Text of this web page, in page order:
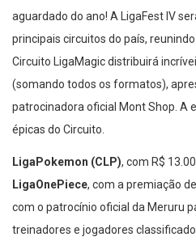
aguardado do ano! A LigaFest IV
principais circuitos do país,
Circuito LigaMagic distribuirá
(somando todos os formatos),
patrocinadora oficial Mont Shop. A
épicas do Circuito.
LigaPokemon (CLP), com R$
LigaOnePiece, com a premiação
com o patrocínio oficial da Meruru
treinadores e jogadores